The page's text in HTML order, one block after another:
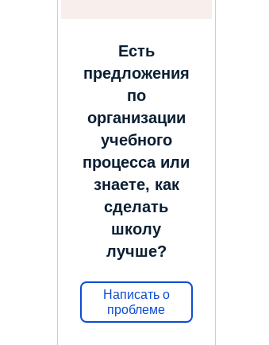
Есть
предложения
по
организации
учебного
процесса или
знаете, как
сделать
школу
лучше?
Написать о
проблеме